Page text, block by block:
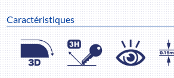
Caractéristiques